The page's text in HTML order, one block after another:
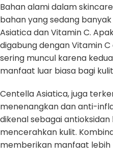
Bahan alami dalam
bahan yang sedang
Asiatica dan Vitamin C.
digabung dengan Vitamin
sering muncul karena
manfaat luar biasa bagi
Centella Asiatica, juga
menenangkan dan anti-
dikenal sebagai
mencerahkan kulit.
memberikan manfaat lebih